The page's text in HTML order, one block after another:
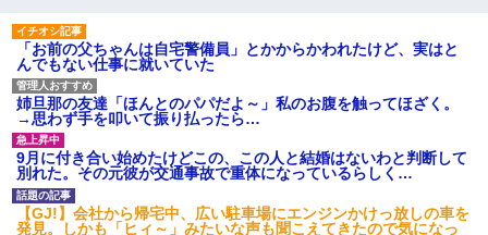
「お前の父ちゃんは自宅警備員」とかからかわれたけど、実はと
んでもない仕事に就いていた
姉旦那の友達「ほんとのパパだよ～」私のお腹を触ってほざく。
→思わず手を叩いて振り払ったら…
9月に付き合い始めたけどこの、この人と結婚はないわと判断して
別れた。その元彼が交通事故で重体になっているらしく…
【GJ!】会社から帰宅中、広い駐車場にエンジンかけっ放しの車を
発見。しかも「ヒィ～」みたいな声も聞こえてきたので気になっ